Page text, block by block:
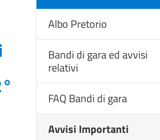
Albo Pretorio
Bandi di gara ed avvisi
relativi
FAQ Bandi di gara
Avvisi Importanti